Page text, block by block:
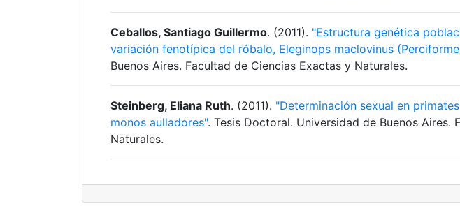
Ceballos, Santiago Guillermo. (2011). "Estructura genética
variación fenotípica del róbalo, Eleginops maclovinus
Buenos Aires. Facultad de Ciencias Exactas y Naturales.
Steinberg, Eliana Ruth. (2011). "Determinación sexual en
monos aulladores". Tesis Doctoral. Universidad de Buenos Aires.
Naturales.